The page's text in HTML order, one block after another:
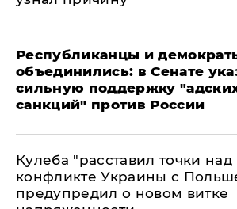
Республиканцы и
объединились: в Сенате
сильную поддержку
санкций" против России
Кулеба "расставил точки над
конфликте Украины с
предупредил о новом витке